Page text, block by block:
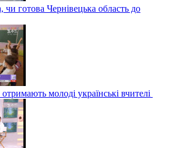
готова Чернівецька область до
молоді українські вчителі